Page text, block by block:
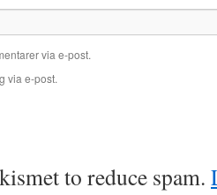
via e-post.
via e-post.
to reduce spam.